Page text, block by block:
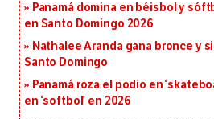
Panamá domina en béisbol y
en Santo Domingo 2026
Nathalee Aranda gana bronce y
Santo Domingo
Panamá roza el podio en
en ‘softbol’ en 2026